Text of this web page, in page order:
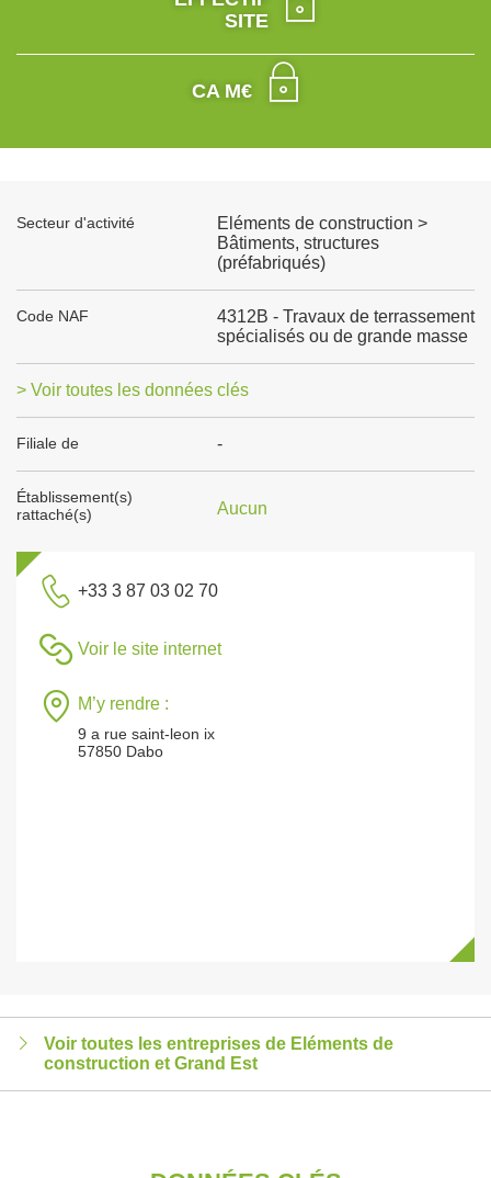
SITE
CA M€
Secteur d'activité
Eléments de construction >
Bâtiments, structures
(préfabriqués)
Code NAF
4312B - Travaux de terrassement
spécialisés ou de grande masse
> Voir toutes les données clés
Filiale de -
Établissement(s)
rattaché(s)
Aucun
+33 3 87 03 02 70
Voir le site internet
M’y rendre :
9 a rue saint-leon ix
57850 Dabo
Voir toutes les entreprises de Eléments de
construction et Grand Est